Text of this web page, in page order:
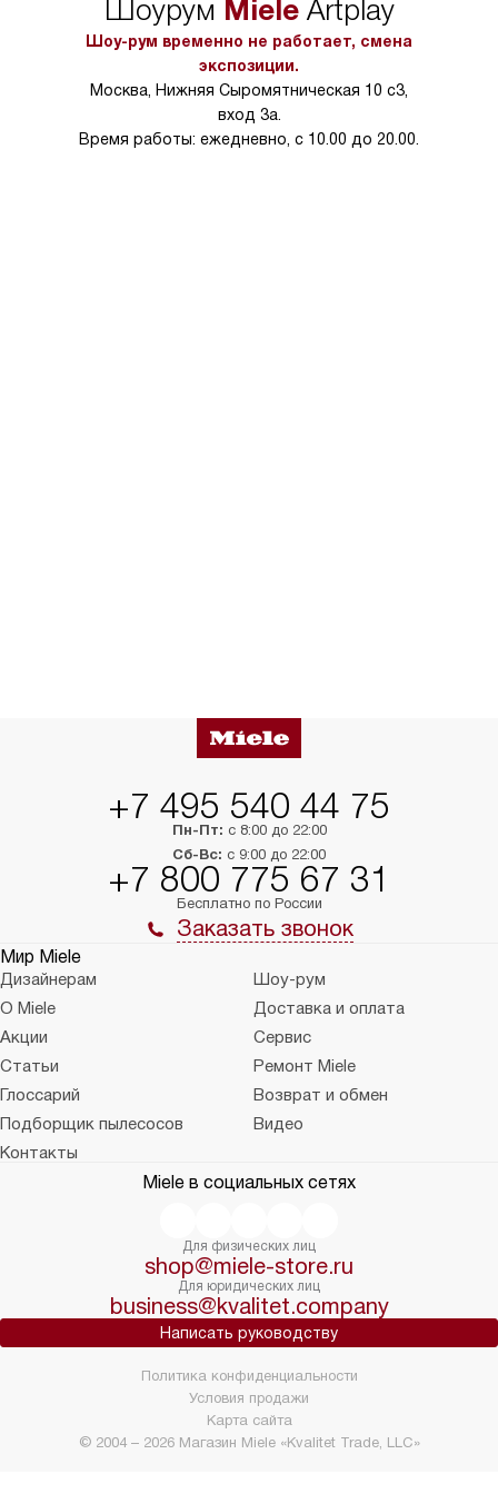
в условиях
тарифы на услуги
Шоурум MieleArtplay
Шоу-рум временно не работает, смена
экспозиции.
Москва, Нижняя Сыромятническая 10 с3,
вход 3а.
Время работы: ежедневно, с 10.00 до 20.00.
+7 495 540 44 75
Пн-Пт: с 8:00 до 22:00
Сб-Вс: с 9:00 до 22:00
+7 800 775 67 31
Бесплатно по России
Заказать звонок
Мир Miele
Дизайнерам
Шоу-рум
О Miele
Доставка и оплата
Акции
Сервис
Статьи
Ремонт Miele
Глоссарий
Возврат и обмен
Подборщик пылесосов
Видео
Контакты
Miele в социальных сетях
Для физических лиц
shop@miele-store.ru
Для юридических лиц
business@kvalitet.company
Написать руководству
© 2004 – 2026 Магазин Miele «Kvalitet Trade, LLC»
Политика конфиденциальности
Условия продажи
Карта сайта